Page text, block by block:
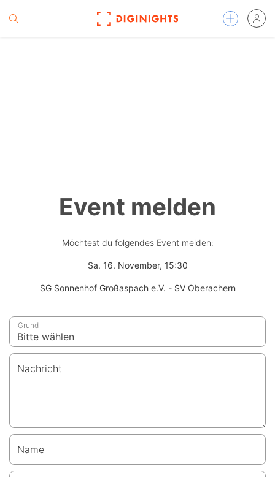
Event melden
Möchtest du folgendes Event melden:
Sa. 16. November, 15:30
SG Sonnenhof Großaspach e.V. - SV Oberachern
Grund
Nachricht
Name